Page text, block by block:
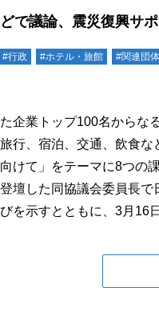
で議論、震災復興サ
#行政 #ホテル・旅館 #関連団体
企業トップ100名からな
行、宿泊、交通、飲食
けて」をテーマに8つの
壇した同協議会委員長
を示すとともに、3月16